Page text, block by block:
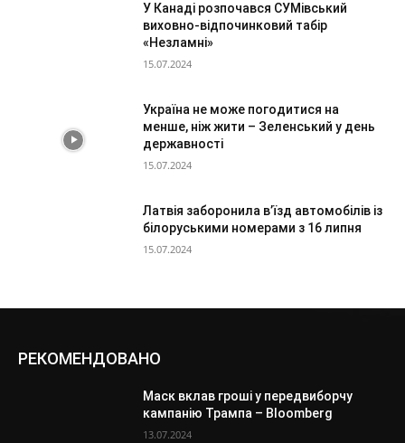
У Канаді розпочався СУМівський
виховно-відпочинковий табір
«Незламні»
15.07.2024
Україна не може погодитися на
менше, ніж жити – Зеленський у день
державності
15.07.2024
Латвія заборонила в’їзд автомобілів із
білоруськими номерами з 16 липня
15.07.2024
РЕКОМЕНДОВАНО
Маск вклав гроші у передвиборчу
кампанію Трампа – Bloomberg
13.07.2024